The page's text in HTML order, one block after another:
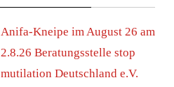
Ani­fa-Knei­pe im August 26 am
2.8.26 Bera­tungs­stel­le stop
muti­la­ti­on Deutsch­land e.V.